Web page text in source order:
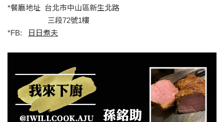
*餐廳地址 台北市中山區新生北路
三段72號1樓
*FB:
日日煮夫